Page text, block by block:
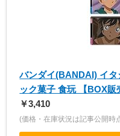
バンダイ(BANDAI) イ
ック菓子 食玩 【BOX販
￥3,410
(価格・在庫状況は記事公開時